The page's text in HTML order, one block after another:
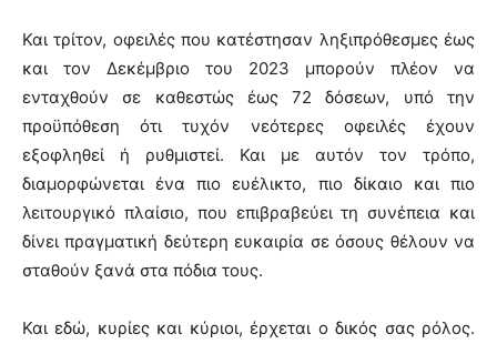
Και τρίτον, οφειλές που κατέστησαν ληξιπρόθεσμες έως
και τον Δεκέμβριο του 2023 μπορούν πλέον να
ενταχθούν σε καθεστώς έως 72 δόσεων, υπό την
προϋπόθεση ότι τυχόν νεότερες οφειλές έχουν
εξοφληθεί ή ρυθμιστεί. Και με αυτόν τον τρόπο,
διαμορφώνεται ένα πιο ευέλικτο, πιο δίκαιο και πιο
λειτουργικό πλαίσιο, που επιβραβεύει τη συνέπεια και
δίνει πραγματική δεύτερη ευκαιρία σε όσους θέλουν να
σταθούν ξανά στα πόδια τους.
Και εδώ, κυρίες και κύριοι, έρχεται ο δικός σας ρόλος.